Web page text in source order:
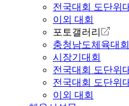
전국대회 도단위
이외 대회
포토갤러리
충청남도체육대회
시장기대회
전국대회 도단위
전국대회 도단위
이외 대회